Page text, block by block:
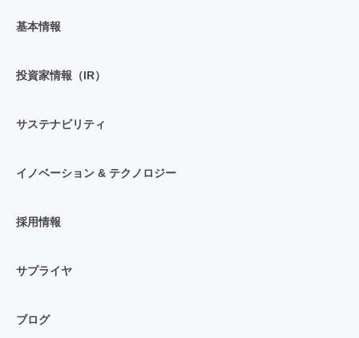
基本情報
投資家情報（IR）
サステナビリティ
イノベーション & テクノロジー
採用情報
サプライヤ
ブログ